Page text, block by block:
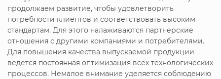
продолжаем развитие, чтобы удовлетворить
потребности клиентов и соответствовать высоким
стандартам. Для этого налаживаются партнерские
отношения с другими компаниями и потребителями.
Для повышения качества выпускаемой продукции
ведется постоянная оптимизация всех технологических
процессов. Немалое внимание уделяется соблюдению